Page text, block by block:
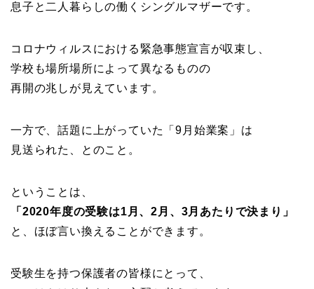
息子と二人暮らしの働くシングルマザーです。
コロナウィルスにおける緊急事態宣言が収束し、
学校も場所場所によって異なるものの
再開の兆しが見えています。
一方で、話題に上がっていた「9月始業案」は
見送られた、とのこと。
ということは、
「2020年度の受験は1月、2月、3月あたりで決まり」
と、ほぼ言い換えることができます。
受験生を持つ保護者の皆様にとって、